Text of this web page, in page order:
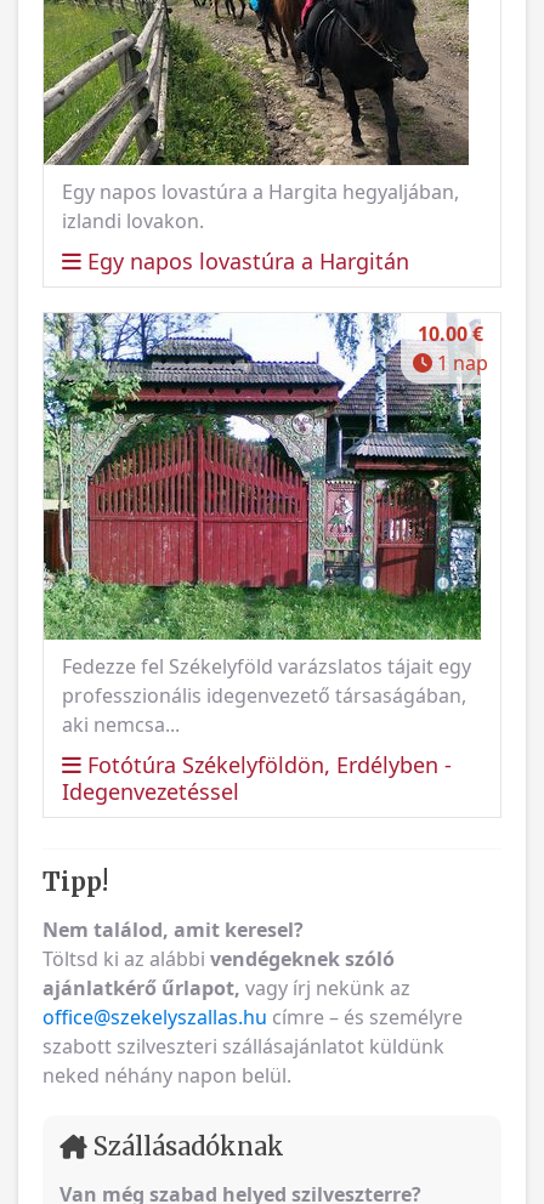
Egy napos lovastúra a Hargita hegyaljában,
izlandi lovakon.
Egy napos lovastúra a Hargitán
Fedezze fel Székelyföld varázslatos tájait egy
professzionális idegenvezető társaságában,
aki nemcsa...
Fotótúra Székelyföldön, Erdélyben -
Idegenvezetéssel
10.00 €
1 nap
Tipp!
Nem találod, amit keresel?
Töltsd ki az alábbi vendégeknek szóló
ajánlatkérő űrlapot, vagy írj nekünk az
office@szekelyszallas.hu címre – és személyre
szabott szilveszteri szállásajánlatot küldünk
neked néhány napon belül.
Szállásadóknak
Van még szabad helyed szilveszterre?